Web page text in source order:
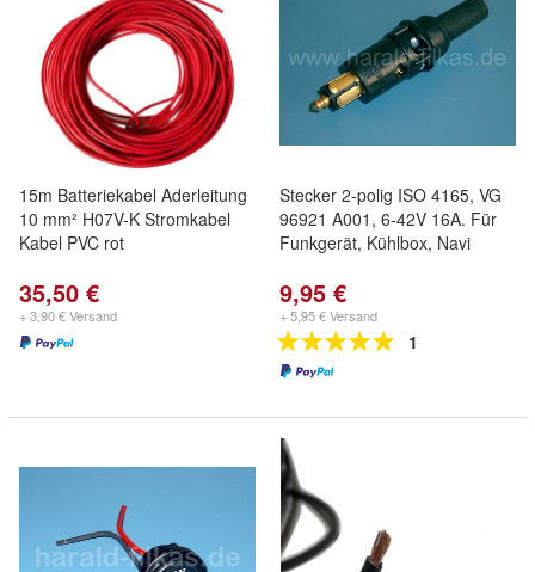
15m Batteriekabel Aderleitung
10 mm² H07V-K Stromkabel
Kabel PVC rot
35,50 €
+ 3,90 € Versand
Stecker 2-polig ISO 4165, VG
96921 A001, 6-42V 16A. Für
Funkgerät, Kühlbox, Navi
9,95 €
+ 5,95 € Versand
1